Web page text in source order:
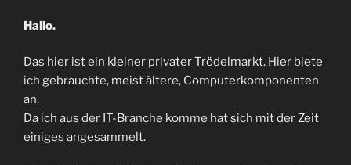
Hallo.
Das hier ist ein kleiner privater Trödelmarkt. Hier biete
ich gebrauchte, meist ältere, Computerkomponenten
an.
Da ich aus der IT-Branche komme hat sich mit der Zeit
einiges angesammelt.